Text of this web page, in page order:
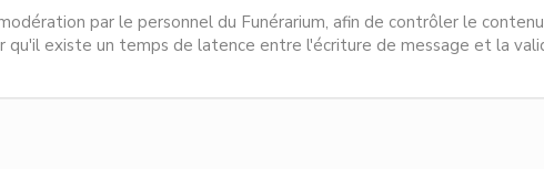
par le personnel du Funérarium, afin de contrôler le
qu'il existe un temps de latence entre l'écriture de message et la